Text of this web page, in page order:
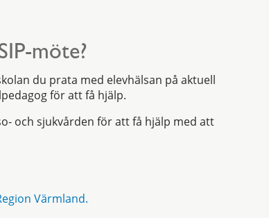
möte?
du prata med elevhälsan på aktuell
för att få hjälp.
och sjukvården för att få hjälp med att
Värmland.